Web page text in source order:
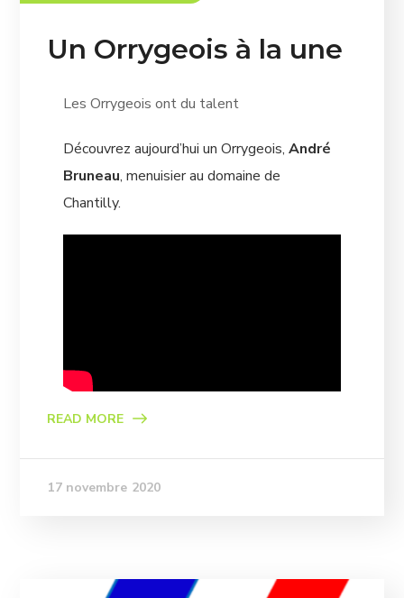
Un Orrygeois à la une
Les Orrygeois ont du talent
Découvrez aujourd’hui un Orrygeois, André
Bruneau, menuisier au domaine de
Chantilly.
READ MORE
17 novembre 2020